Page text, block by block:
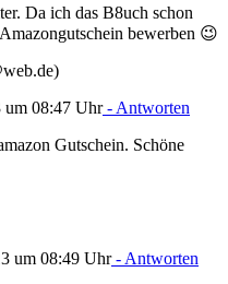
Da ich das B8uch schon
bewerben 😉
um 08:47 Uhr- Antworten
Gutschein. Schöne
um 08:49 Uhr- Antworten